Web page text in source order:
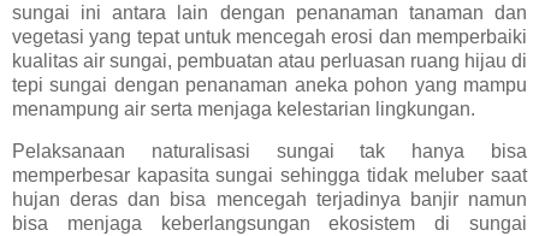
sungai ini antara lain dengan penanaman tanaman dan
vegetasi yang tepat untuk mencegah erosi dan memperbaiki
kualitas air sungai, pembuatan atau perluasan ruang hijau di
tepi sungai dengan penanaman aneka pohon yang mampu
menampung air serta menjaga kelestarian lingkungan.
Pelaksanaan naturalisasi sungai tak hanya bisa
memperbesar kapasita sungai sehingga tidak meluber saat
hujan deras dan bisa mencegah terjadinya banjir namun
bisa menjaga keberlangsungan ekosistem di sungai